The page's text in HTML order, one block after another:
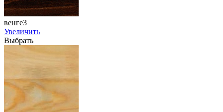
венге3
Увеличить
Выбрать